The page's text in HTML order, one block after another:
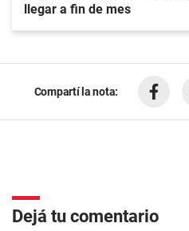
llegar a fin de mes
Compartí la nota:
Dejá tu comentario